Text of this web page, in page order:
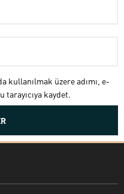
kullanılmak üzere adımı, e-
kaydet.